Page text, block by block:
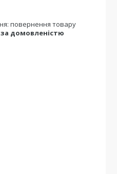
повернення товару
за домовленістю